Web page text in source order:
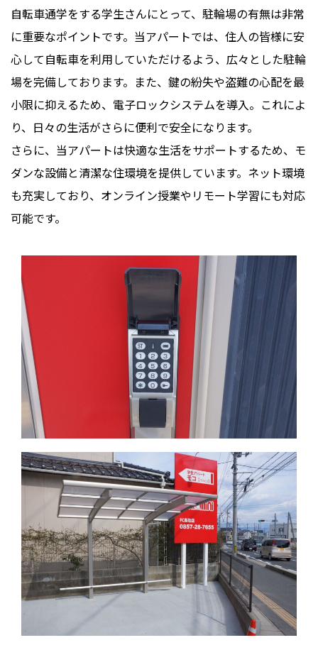
自転車通学をする学生さんにとって、駐輪場の有無は非常
に重要なポイントです。当アパートでは、住人の皆様に安
心して自転車を利用していただけるよう、広々とした駐輪
場を完備しております。また、鍵の紛失や盗難の心配を最
小限に抑えるため、電子ロックシステムを導入。これによ
り、日々の生活がさらに便利で安全になります。
さらに、当アパートは快適な生活をサポートするため、モ
ダンな設備と清潔な住環境を提供しています。ネット環境
も充実しており、オンライン授業やリモート学習にも対応
可能です。